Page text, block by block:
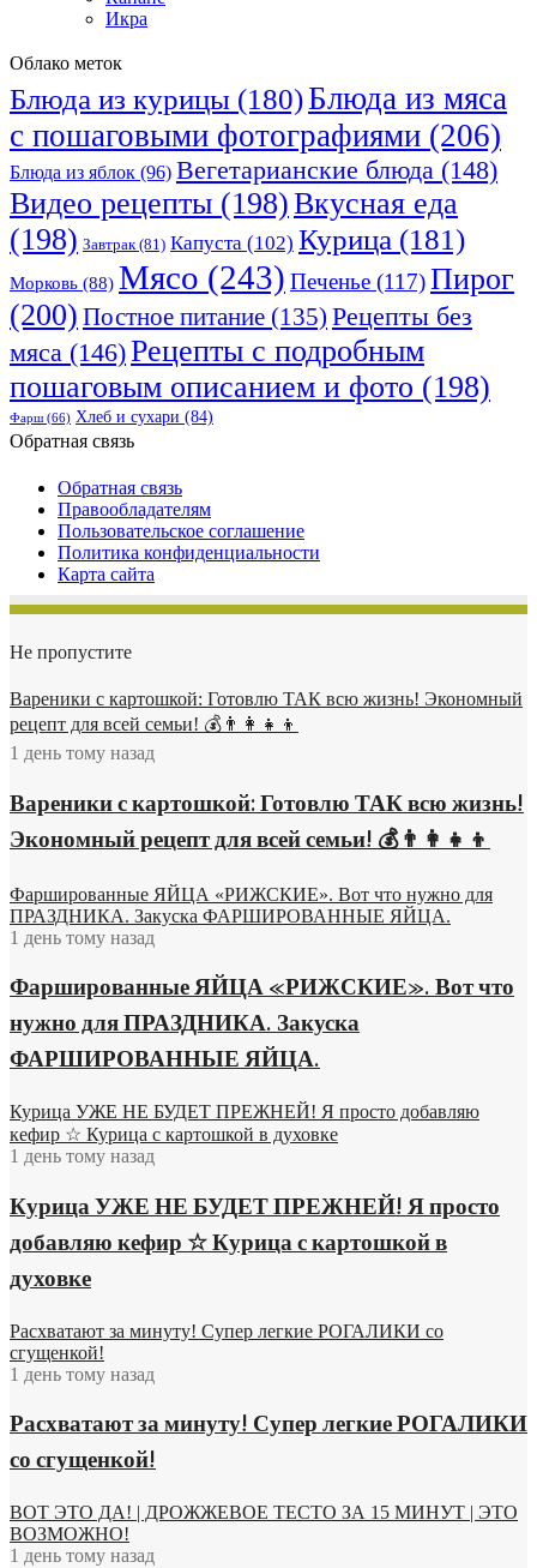
Икра
Облако меток
Блюда из курицы (180)Блюда из мяса
с пошаговыми фотографиями (206)
Блюда из яблок (96) Вегетарианские блюда (148)
Видео рецепты (198)Вкусная еда
(198) Завтрак(81) Капуста (102) Курица (181)
Морковь (88) Мясо (243) Печенье (117)Пирог
(200) Постное питание (135) Рецепты без
мяса (146)Рецепты с подробным
пошаговым описанием и фото (198)
Фарш(66) Хлеб и сухари (84)
Обратная связь
Обратная связь
Правообладателям
Пользовательское соглашение
Политика конфиденциальности
Карта сайта
Не пропустите
Вареники с картошкой: Готовлю ТАК всю жизнь! Экономный
рецепт для всей семьи! 💰👨👩👧👦
1 день тому назад
Вареники с картошкой: Готовлю ТАК всю жизнь!
Экономный рецепт для всей семьи! 💰👨👩👧👦
Фаршированные ЯЙЦА «РИЖСКИЕ». Вот что нужно для
ПРАЗДНИКА. Закуска ФАРШИРОВАННЫЕ ЯЙЦА.
1 день тому назад
Фаршированные ЯЙЦА «РИЖСКИЕ». Вот что
нужно для ПРАЗДНИКА. Закуска
ФАРШИРОВАННЫЕ ЯЙЦА.
Курица УЖЕ НЕ БУДЕТ ПРЕЖНЕЙ! Я просто добавляю
кефир ☆ Курица с картошкой в духовке
1 день тому назад
Курица УЖЕ НЕ БУДЕТ ПРЕЖНЕЙ! Я просто
добавляю кефир ☆ Курица с картошкой в
духовке
Расхватают за минуту! Супер легкие РОГАЛИКИ со
сгущенкой!
1 день тому назад
Расхватают за минуту! Супер легкие РОГАЛИКИ
со сгущенкой!
ВОТ ЭТО ДА! | ДРОЖЖЕВОЕ ТЕСТО ЗА 15 МИНУТ | ЭТО
ВОЗМОЖНО!
1 день тому назад